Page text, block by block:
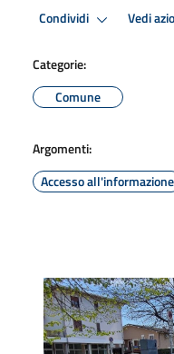
Condividi Vedi
Categorie:
Comune
Argomenti:
Accesso all'informazione